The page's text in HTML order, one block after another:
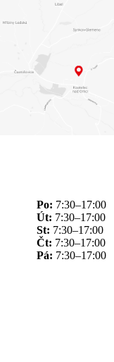
Po: 7:30–17:00
Út: 7:30–17:00
St: 7:30–17:00
Čt: 7:30–17:00
Pá: 7:30–17:00